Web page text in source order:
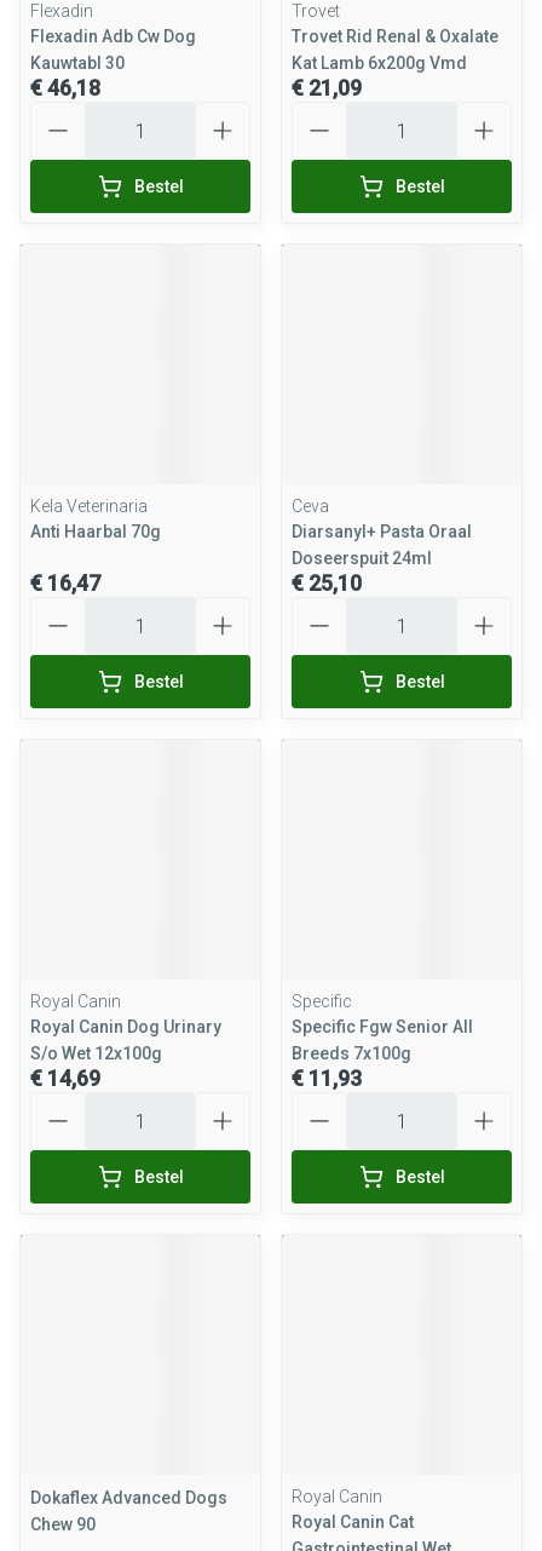
Flexadin
Flexadin Adb Cw Dog
Kauwtabl 30
€ 46,18
Bestel
Trovet
Trovet Rid Renal & Oxalate
Kat Lamb 6x200g Vmd
€ 21,09
Bestel
Kela Veterinaria
Anti Haarbal 70g
€ 16,47
Bestel
Ceva
Diarsanyl+ Pasta Oraal
Doseerspuit 24ml
€ 25,10
Bestel
Royal Canin
Royal Canin Dog Urinary
S/o Wet 12x100g
€ 14,69
Bestel
Specific
Specific Fgw Senior All
Breeds 7x100g
€ 11,93
Bestel
Dokaflex Advanced Dogs
Chew 90
Royal Canin
Royal Canin Cat